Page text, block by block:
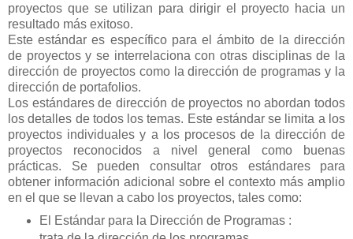
proyectos que se utilizan para dirigir el proyecto hacia un
resultado más exitoso.
Este estándar es específico para el ámbito de la dirección
de proyectos y se interrelaciona con otras disciplinas de la
dirección de proyectos como la dirección de programas y la
dirección de portafolios.
Los estándares de dirección de proyectos no abordan todos
los detalles de todos los temas. Este estándar se limita a los
proyectos individuales y a los procesos de la dirección de
proyectos reconocidos a nivel general como buenas
prácticas. Se pueden consultar otros estándares para
obtener información adicional sobre el contexto más amplio
en el que se llevan a cabo los proyectos, tales como:
El Estándar para la Dirección de Programas :